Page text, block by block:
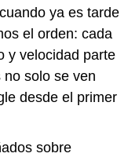
ya es tarde
el orden: cada
y velocidad parte
solo se ven
desde el primer
sobre